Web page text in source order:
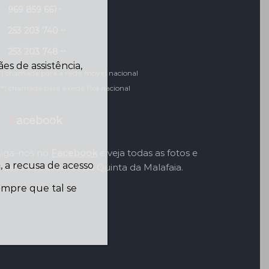
(*) chamada para a rede móvel nacional
(**) chamada para a rede fixa nacional
e veja todas as fotos e
dos eventos na Quinta da Malafaia.
de assistência,
recusa de acesso
que tal se